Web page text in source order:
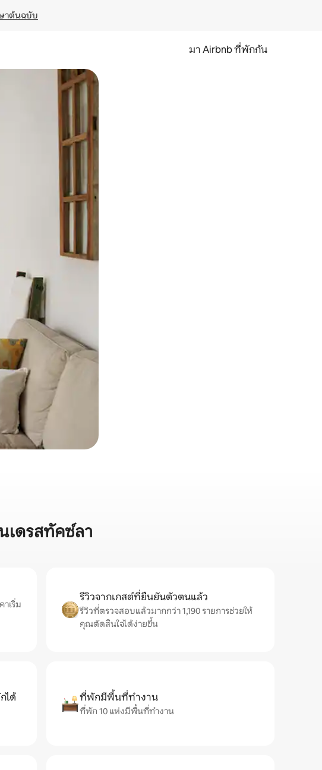
าต้นฉบับ
มา Airbnb ที่พักกัน
เดรสทัคซ์ลา
เริ่ม
รีวิวจากเกสต์ที่ยืนยันตัวตนแล้ว
รีวิวที่ตรวจสอบแล้วมากกว่า 1,190 รายการช่วยให้
คุณตัดสินใจได้ง่ายขึ้น
ได้ ที่พักมีพื้นที่ทำงาน
ที่พัก 10 แห่งมีพื้นที่ทำงาน